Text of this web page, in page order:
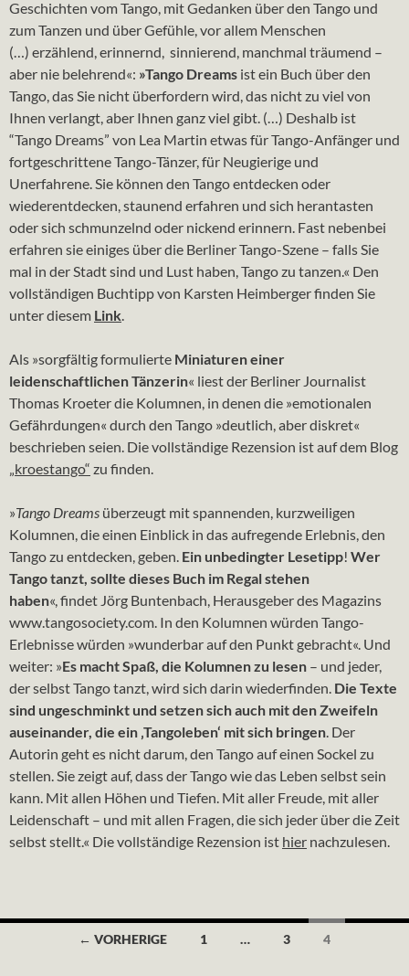
Geschichten vom Tango, mit Gedanken über den Tango und
zum Tanzen und über Gefühle, vor allem Menschen
(…) erzählend, erinnernd, sinnierend, manchmal träumend –
aber nie belehrend«: »Tango Dreams ist ein Buch über den
Tango, das Sie nicht überfordern wird, das nicht zu viel von
Ihnen verlangt, aber Ihnen ganz viel gibt. (…) Deshalb ist
“Tango Dreams” von Lea Martin etwas für Tango-Anfänger und
fortgeschrittene Tango-Tänzer, für Neugierige und
Unerfahrene. Sie können den Tango entdecken oder
wiederentdecken, staunend erfahren und sich herantasten
oder sich schmunzelnd oder nickend erinnern. Fast nebenbei
erfahren sie einiges über die Berliner Tango-Szene – falls Sie
mal in der Stadt sind und Lust haben, Tango zu tanzen.« Den
vollständigen Buchtipp von Karsten Heimberger finden Sie
unter diesem Link.
Als »sorgfältig formulierte Miniaturen einer
leidenschaftlichen Tänzerin« liest der Berliner Journalist
Thomas Kroeter die Kolumnen, in denen die »emotionalen
Gefährdungen« durch den Tango »deutlich, aber diskret«
beschrieben seien. Die vollständige Rezension ist auf dem Blog
„kroestango“ zu finden.
»Tango Dreams überzeugt mit spannenden, kurzweiligen
Kolumnen, die einen Einblick in das aufregende Erlebnis, den
Tango zu entdecken, geben. Ein unbedingter Lesetipp! Wer
Tango tanzt, sollte dieses Buch im Regal stehen
haben«,findet Jörg Buntenbach, Herausgeber des Magazins
www.tangosociety.com. In den Kolumnen würden Tango-
Erlebnisse würden »wunderbar auf den Punkt gebracht«. Und
weiter: »Es macht Spaß, die Kolumnen zu lesen – und jeder,
der selbst Tango tanzt, wird sich darin wiederfinden. Die Texte
sind ungeschminkt und setzen sich auch mit den Zweifeln
auseinander, die ein ‚Tangoleben‘ mit sich bringen. Der
Autorin geht es nicht darum, den Tango auf einen Sockel zu
stellen. Sie zeigt auf, dass der Tango wie das Leben selbst sein
kann. Mit allen Höhen und Tiefen. Mit aller Freude, mit aller
Leidenschaft – und mit allen Fragen, die sich jeder über die Zeit
selbst stellt.« Die vollständige Rezension ist hier nachzulesen.
Beitragsnavigation
← VORHERIGE 1 … 3 4